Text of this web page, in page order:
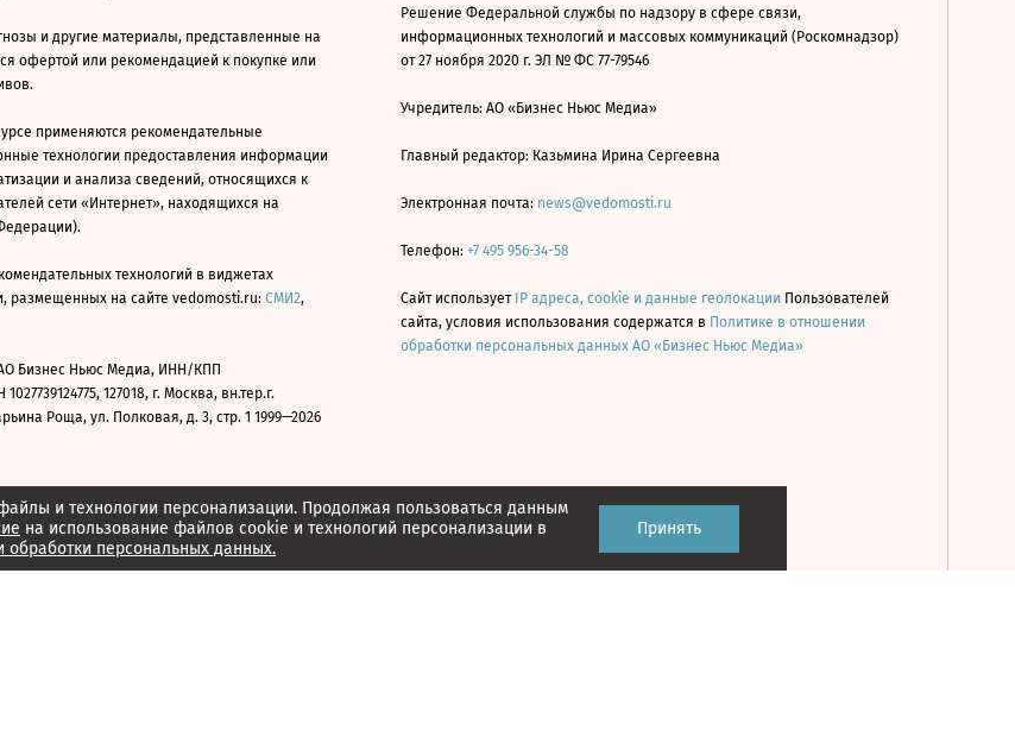
и технологии персонализации. Продолжая пользоваться данным
на использование файлов cookie и технологий персонализации в
обработки персональных данных.
Принять
и другие материалы, представленные на
офертой или рекомендацией к покупке или
применяются рекомендательные
технологии предоставления информации
и анализа сведений, относящихся к
сети «Интернет», находящихся на
технологий в виджетах
размещенных на сайте vedomosti.ru: СМИ2,
Бизнес Ньюс Медиа, ИНН/КПП
1027739124775, 127018, г. Москва, вн.тер.г.
Роща, ул. Полковая, д. 3, стр. 1 1999—2026
Решение Федеральной службы по надзору в сфере связи,
информационных технологий и массовых коммуникаций (Роскомнадзор)
от 27 ноября 2020 г. ЭЛ № ФС 77-79546
Учредитель: АО «Бизнес Ньюс Медиа»
Главный редактор: Казьмина Ирина Сергеевна
Электронная почта: news@vedomosti.ru
Телефон: +7 495 956-34-58
Сайт использует IP адреса, cookie и данные геолокации Пользователей
сайта, условия использования содержатся в Политике в отношении
обработки персональных данных АО «Бизнес Ньюс Медиа»